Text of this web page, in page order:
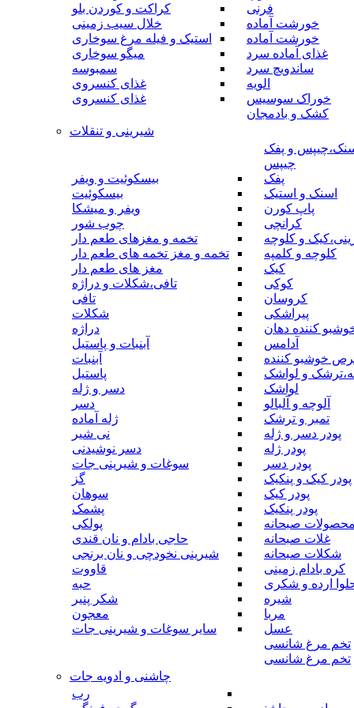
فرنی
خورشت آماده
خورشت آماده
غذای آماده سرد
ساندویچ سرد
الویه
خوراک سوسیس
کشک و بادمجان
کراکت و کوردن بلو
خلال سیب زمینی
استیک و فیله مرغ سوخاری
میگو سوخاری
سمبوسه
غذای کنسروی
غذای کنسروی
شیرینی و تنقلات
و پفک
چیپس
پفک
اسنک و استیک
پاپ کورن
کرانچی
و کلوچه
کلوچه و کلمپه
کیک
کوکی
کروسان
پیراشکی
کننده دهان
آدامس
خوشبو کننده
و لواشک
لواشک
آلوچه و آلبالو
تمبر و ترشک
پودر دسر و ژله
پودر ژله
پودر دسر
پودر کیک و پنکیک
پودر کیک
پودر پنکیک
محصولات صبحانه
غلات صبحانه
شکلات صبحانه
کره بادام زمینی
ارده و شکری
شیره
مربا
عسل
تخم مرغ شانسی
تخم مرغ شانسی
بیسکوئیت و ویفر
بیسکوئیت
ویفر و میشکا
چوب شور
تخمه و مغزهای طعم دار
تخمه و مغز تخمه های طعم دار
مغز های طعم دار
تافی،شکلات و دراژه
تافی
شکلات
دراژه
آبنبات و پاستیل
آبنبات
پاستیل
دسر و ژله
دسر
ژله آماده
نی شیر
دسر نوشیدنی
سوغات و شیرینی جات
گز
سوهان
پشمک
پولکی
حاجی بادام و نان قندی
شیرینی نخودچی و نان برنجی
قاووت
حبه
شکر پنیر
معجون
سایر سوغات و شیرینی جات
چاشنی و ادویه جات
رب